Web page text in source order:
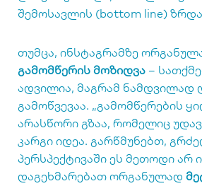
შემოსავლის (bottom line)
თუმცა, ინსტაგრამზე
გამომწერის მოზიდვა –
ადვილია, მაგრამ ნამდვილად
გამოწვევაა. „გამომწერების
არასწორი გზაა, რომელიც
კარგი იდეა. გარწმუნებთ,
პერსპექტივაში ეს მეთოდი არ
დაგეხმარებათ ორგანულად